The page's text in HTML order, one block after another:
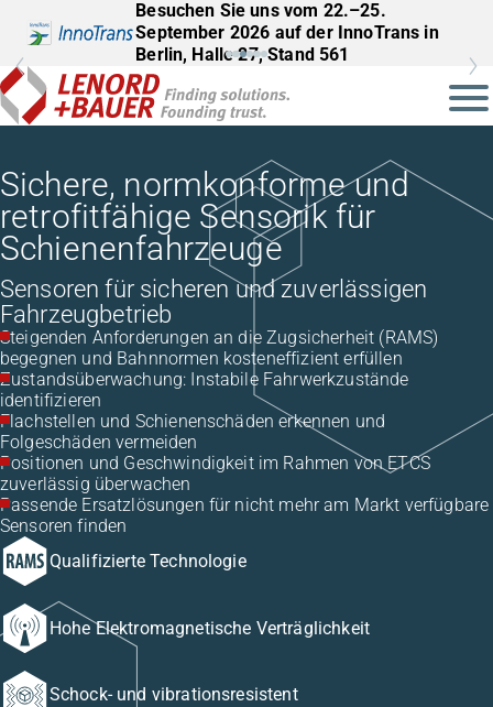
Besuchen Sie uns vom 22.–25.
September 2026 auf der InnoTrans in
Berlin, Halle 27, Stand 561
Sichere, normkonforme und
retrofitfähige Sensorik für
Schienenfahrzeuge
Sensoren für sicheren und zuverlässigen
Fahrzeugbetrieb
Steigenden Anforderungen an die Zugsicherheit (RAMS)
begegnen und Bahnnormen kosteneffizient erfüllen
Zustandsüberwachung: Instabile Fahrwerkzustände
identifizieren
Flachstellen und Schienenschäden erkennen und
Folgeschäden vermeiden
Positionen und Geschwindigkeit im Rahmen von ETCS
zuverlässig überwachen
Passende Ersatzlösungen für nicht mehr am Markt verfügbare
Sensoren finden
Qualifizierte Technologie
Hohe Elektromagnetische Verträglichkeit
Schock- und vibrationsresistent